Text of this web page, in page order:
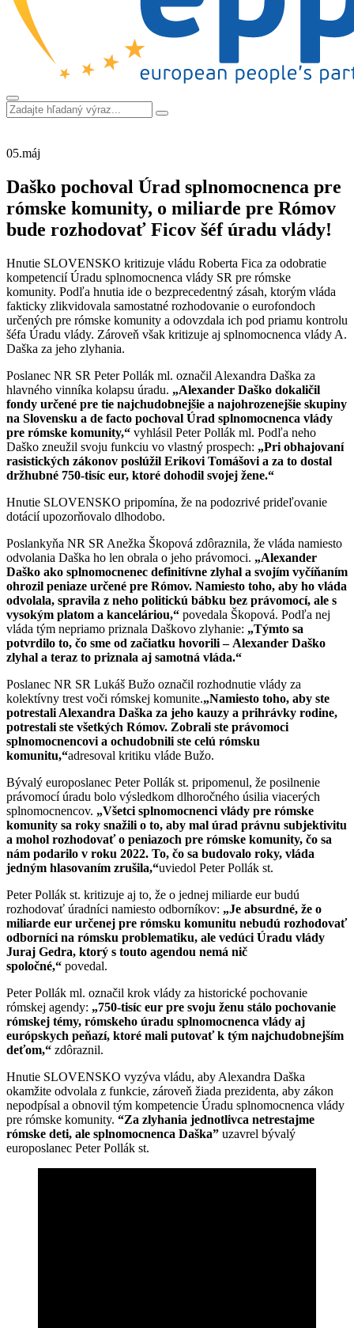
05.máj
Daško pochoval Úrad splnomocnenca pre
rómske komunity, o miliarde pre Rómov
bude rozhodovať Ficov šéf úradu vlády!
Hnutie SLOVENSKO kritizuje vládu Roberta Fica za odobratie
kompetencií Úradu splnomocnenca vlády SR pre rómske
komunity. Podľa hnutia ide o bezprecedentný zásah, ktorým vláda
fakticky zlikvidovala samostatné rozhodovanie o eurofondoch
určených pre rómske komunity a odovzdala ich pod priamu kontrolu
šéfa Úradu vlády. Zároveň však kritizuje aj splnomocnenca vlády A.
Daška za jeho zlyhania.
Poslanec NR SR Peter Pollák ml. označil Alexandra Daška za
hlavného vinníka kolapsu úradu. „Alexander Daško dokaličil
fondy určené pre tie najchudobnejšie a najohrozenejšie skupiny
na Slovensku a de facto pochoval Úrad splnomocnenca vlády
pre rómske komunity,“ vyhlásil Peter Pollák ml. Podľa neho
Daško zneužil svoju funkciu vo vlastný prospech: „Pri obhajovaní
rasistických zákonov poslúžil Erikovi Tomášovi a za to dostal
držhubné 750-tisíc eur, ktoré dohodil svojej žene.“
Hnutie SLOVENSKO pripomína, že na podozrivé prideľovanie
dotácií upozorňovalo dlhodobo.
Poslankyňa NR SR Anežka Škopová zdôraznila, že vláda namiesto
odvolania Daška ho len obrala o jeho právomoci. „Alexander
Daško ako splnomocnenec definitívne zlyhal a svojím vyčíňaním
ohrozil peniaze určené pre Rómov. Namiesto toho, aby ho vláda
odvolala, spravila z neho politickú bábku bez právomocí, ale s
vysokým platom a kanceláriou,“ povedala Škopová. Podľa nej
vláda tým nepriamo priznala Daškovo zlyhanie: „Týmto sa
potvrdilo to, čo sme od začiatku hovorili – Alexander Daško
zlyhal a teraz to priznala aj samotná vláda.“
Poslanec NR SR Lukáš Bužo označil rozhodnutie vlády za
kolektívny trest voči rómskej komunite.„Namiesto toho, aby ste
potrestali Alexandra Daška za jeho kauzy a prihrávky rodine,
potrestali ste všetkých Rómov. Zobrali ste právomoci
splnomocnencovi a ochudobnili ste celú rómsku
komunitu,“adresoval kritiku vláde Bužo.
Bývalý europoslanec Peter Pollák st. pripomenul, že posilnenie
právomocí úradu bolo výsledkom dlhoročného úsilia viacerých
splnomocnencov. „Všetci splnomocnenci vlády pre rómske
komunity sa roky snažili o to, aby mal úrad právnu subjektivitu
a mohol rozhodovať o peniazoch pre rómske komunity, čo sa
nám podarilo v roku 2022. To, čo sa budovalo roky, vláda
jedným hlasovaním zrušila,“uviedol Peter Pollák st.
Peter Pollák st. kritizuje aj to, že o jednej miliarde eur budú
rozhodovať úradníci namiesto odborníkov: „Je absurdné, že o
miliarde eur určenej pre rómsku komunitu nebudú rozhodovať
odborníci na rómsku problematiku, ale vedúci Úradu vlády
Juraj Gedra, ktorý s touto agendou nemá nič
spoločné,“ povedal.
Peter Pollák ml. označil krok vlády za historické pochovanie
rómskej agendy: „750-tisíc eur pre svoju ženu stálo pochovanie
rómskej témy, rómskeho úradu splnomocnenca vlády aj
európskych peňazí, ktoré mali putovať k tým najchudobnejším
deťom,“ zdôraznil.
Hnutie SLOVENSKO vyzýva vládu, aby Alexandra Daška
okamžite odvolala z funkcie, zároveň žiada prezidenta, aby zákon
nepodpísal a obnovil tým kompetencie Úradu splnomocnenca vlády
pre rómske komunity. “Za zlyhania jednotlivca netrestajme
rómske deti, ale splnomocnenca Daška” uzavrel bývalý
europoslanec Peter Pollák st.